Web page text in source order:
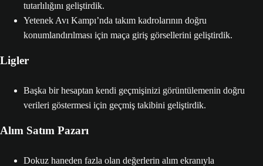
tutarlılığını geliştirdik.
Yetenek Avı Kampı’nda takım kadrolarının doğru
konumlandırılması için maça giriş görsellerini geliştirdik.
Ligler
Başka bir hesaptan kendi geçmişinizi görüntülemenin doğru
verileri göstermesi için geçmiş takibini geliştirdik.
Alım Satım Pazarı
Dokuz haneden fazla olan değerlerin alım ekranıyla